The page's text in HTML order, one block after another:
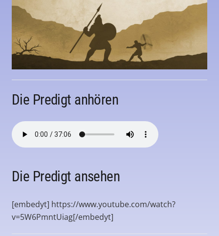
Die Predigt anhören
Die Predigt ansehen
[embedyt] https://www.youtube.com/watch?
v=5W6PmntUiag[/embedyt]